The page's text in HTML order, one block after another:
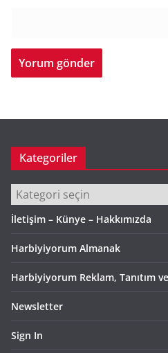
Kategoriler
Kategoriler
İletişim – Künye – Hakkımızda
Harbiyiyorum Almanak
Harbiyiyorum Reklam, Tanıtım
Newsletter
Sign In